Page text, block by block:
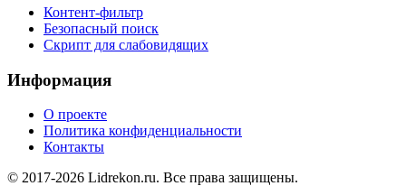
Контент-фильтр
Безопасный поиск
Скрипт для слабовидящих
Информация
О проекте
Политика конфиденциальности
Контакты
© 2017-2026 Lidrekon.ru. Все права защищены.